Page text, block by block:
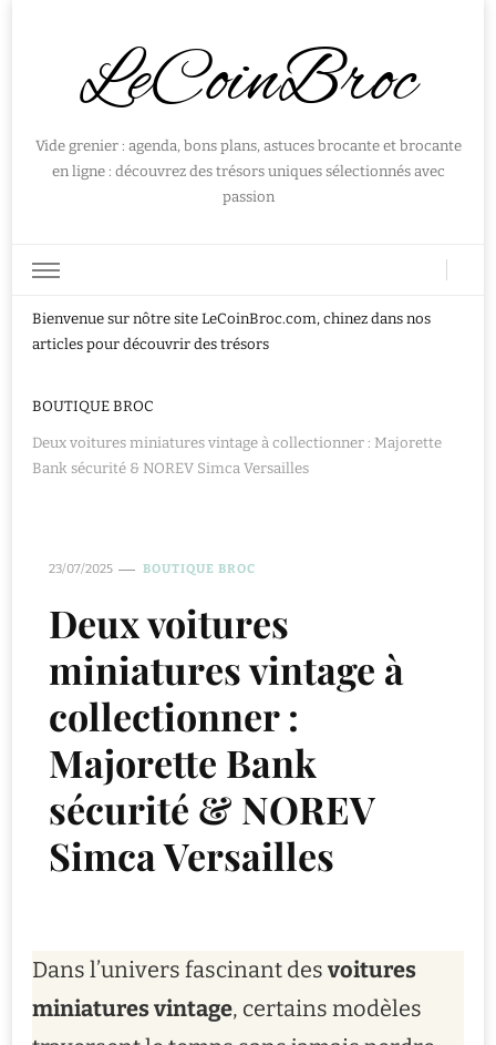
LeCoinBroc
Vide grenier : agenda, bons plans, astuces brocante et brocante
en ligne : découvrez des trésors uniques sélectionnés avec
passion
Bienvenue sur nôtre site LeCoinBroc.com, chinez dans nos
articles pour découvrir des trésors
BOUTIQUE BROC
Deux voitures miniatures vintage à collectionner : Majorette
Bank sécurité & NOREV Simca Versailles
23/07/2025 BOUTIQUE BROC
Deux voitures
miniatures vintage à
collectionner :
Majorette Bank
sécurité & NOREV
Simca Versailles
Dans l’univers fascinant des voitures
miniatures vintage, certains modèles